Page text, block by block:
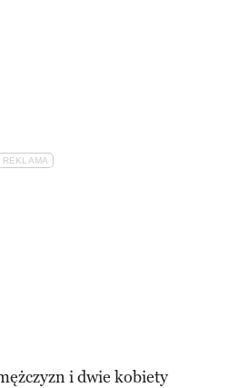
i dwie kobiety